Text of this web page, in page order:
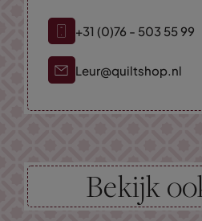
+31 (0)76 - 503 55 99
Leur@quiltshop.nl
Bekijk